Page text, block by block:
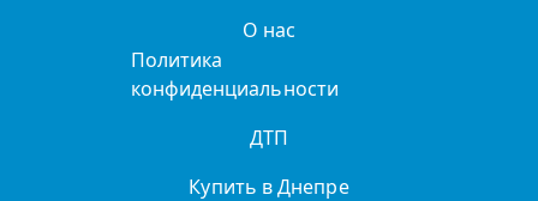
О нас
Политика
конфиденциальности
ДТП
Купить в Днепре